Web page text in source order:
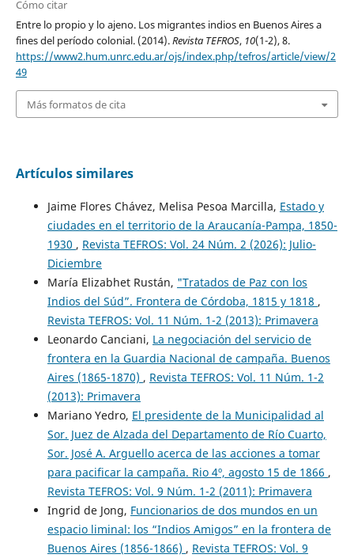
Cómo citar
Entre lo propio y lo ajeno. Los migrantes indios en Buenos Aires a
fines del período colonial. (2014).Revista TEFROS, 10(1-2), 8.
https://www2.hum.unrc.edu.ar/ojs/index.php/tefros/article/view/2
49
Más formatos de cita
Artículos similares
Jaime Flores Chávez, Melisa Pesoa Marcilla, Estado y
ciudades en el territorio de la Araucanía-Pampa, 1850-
1930 , Revista TEFROS: Vol. 24 Núm. 2 (2026): Julio-
Diciembre
María Elizabhet Rustán, "Tratados de Paz con los
Indios del Súd”. Frontera de Córdoba, 1815 y 1818 ,
Revista TEFROS: Vol. 11 Núm. 1-2 (2013): Primavera
Leonardo Canciani, La negociación del servicio de
frontera en la Guardia Nacional de campaña. Buenos
Aires (1865-1870) , Revista TEFROS: Vol. 11 Núm. 1-2
(2013): Primavera
Mariano Yedro, El presidente de la Municipalidad al
Sor. Juez de Alzada del Departamento de Río Cuarto,
Sor. José A. Arguello acerca de las acciones a tomar
para pacificar la campaña. Rio 4º, agosto 15 de 1866 ,
Revista TEFROS: Vol. 9 Núm. 1-2 (2011): Primavera
Ingrid de Jong, Funcionarios de dos mundos en un
espacio liminal: los “Indios Amigos” en la frontera de
Buenos Aires (1856-1866) , Revista TEFROS: Vol. 9